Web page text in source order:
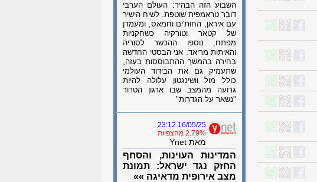
השבוע הזה הבהיר: העולם הערבי
דובר טראמפית שוטפת. לשיח הישיר
עם איראן, החות'ים וחמאס, ומעמדן
של קטאר וטורקיה כשחקניות
מפתח, נוספו ההכשר לסוריה
והאיתות מריאד: אני הבסטי החדשה
בחירה בהמשך ההתבוססות בעזה,
שתעמיק גם את הבידוד העולמי
כולל מול וושינגטון עלולה להיות
גרועה מהמצב שבו ארגון הטרור
"נשאר על הגדרות"
16/05/25 23:12
2.79% מהצפיות
מאת Ynet
המדינות העוינות, והסחף
החזק נגד ישראל: תמונת
מצב אירופית מדאיגה »»